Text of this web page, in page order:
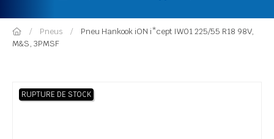
Pneus
Pneu Hankook iON i*cept IW01 225/55 R18 98V,
M&S, 3PMSF
RUPTURE DE STOCK